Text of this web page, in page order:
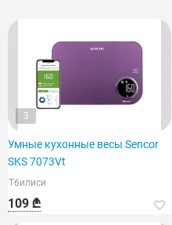
3
Умные кухонные весы Sencor
SKS 7073Vt
Тбилиси
109 ₾